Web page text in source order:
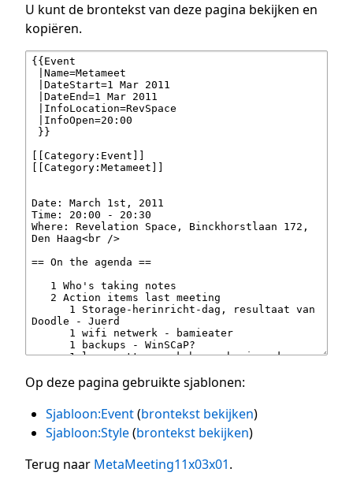
U kunt de brontekst van deze pagina bekijken en
kopiëren.
Op deze pagina gebruikte sjablonen:
Sjabloon:Event(brontekst bekijken)
Sjabloon:Style(brontekst bekijken)
Terug naar MetaMeeting11x03x01.